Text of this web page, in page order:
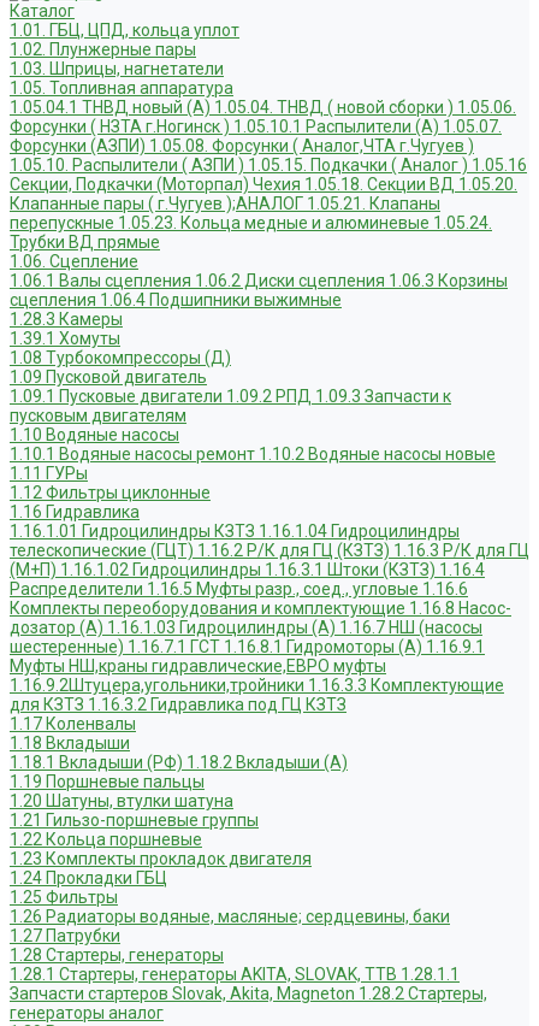
Каталог
1.01. ГБЦ, ЦПД, кольца уплот
1.02. Плунжерные пары
1.03. Шприцы, нагнетатели
1.05. Топливная аппаратура
1.05.04.1 ТНВД новый (А) 1.05.04. ТНВД ( новой сборки ) 1.05.06.
Форсунки ( НЗТА г.Ногинск ) 1.05.10.1 Распылители (А) 1.05.07.
Форсунки (АЗПИ) 1.05.08. Форсунки ( Аналог,ЧТА г.Чугуев )
1.05.10. Распылители ( АЗПИ ) 1.05.15. Подкачки ( Аналог ) 1.05.16
Секции, Подкачки (Моторпал) Чехия 1.05.18. Секции ВД 1.05.20.
Клапанные пары ( г.Чугуев );АНАЛОГ 1.05.21. Клапаны
перепускные 1.05.23. Кольца медные и алюминевые 1.05.24.
Трубки ВД прямые
1.06. Сцепление
1.06.1 Валы сцепления 1.06.2 Диски сцепления 1.06.3 Корзины
сцепления 1.06.4 Подшипники выжимные
1.28.3 Камеры
1.39.1 Хомуты
1.08 Турбокомпрессоры (Д)
1.09 Пусковой двигатель
1.09.1 Пусковые двигатели 1.09.2 РПД 1.09.3 Запчасти к
пусковым двигателям
1.10 Водяные насосы
1.10.1 Водяные насосы ремонт 1.10.2 Водяные насосы новые
1.11 ГУРы
1.12 Фильтры циклонные
1.16 Гидравлика
1.16.1.01 Гидроцилиндры КЗТЗ 1.16.1.04 Гидроцилиндры
телескопические (ГЦТ) 1.16.2 Р/К для ГЦ (КЗТЗ) 1.16.3 Р/К для ГЦ
(М+П) 1.16.1.02 Гидроцилиндры 1.16.3.1 Штоки (КЗТЗ) 1.16.4
Распределители 1.16.5 Муфты разр., соед., угловые 1.16.6
Комплекты переоборудования и комплектующие 1.16.8 Насос-
дозатор (А) 1.16.1.03 Гидроцилиндры (А) 1.16.7 НШ (насосы
шестеренные) 1.16.7.1 ГСТ 1.16.8.1 Гидромоторы (А) 1.16.9.1
Муфты НШ,краны гидравлические,ЕВРО муфты
1.16.9.2Штуцера,угольники,тройники 1.16.3.3 Комплектующие
для КЗТЗ 1.16.3.2 Гидравлика под ГЦ КЗТЗ
1.17 Коленвалы
1.18 Вкладыши
1.18.1 Вкладыши (РФ) 1.18.2 Вкладыши (А)
1.19 Поршневые пальцы
1.20 Шатуны, втулки шатуна
1.21 Гильзо-поршневые группы
1.22 Кольца поршневые
1.23 Комплекты прокладок двигателя
1.24 Прокладки ГБЦ
1.25 Фильтры
1.26 Радиаторы водяные, масляные; сердцевины, баки
1.27 Патрубки
1.28 Стартеры, генераторы
1.28.1 Стартеры, генераторы AKITA, SLOVAK, ТТВ 1.28.1.1
Запчасти стартеров Slovak, Akita, Magneton 1.28.2 Стартеры,
генераторы аналог